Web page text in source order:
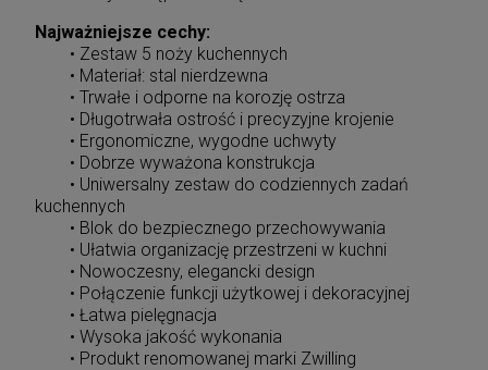
Najważniejsze cechy:
• Zestaw 5 noży kuchennych
• Materiał: stal nierdzewna
• Trwałe i odporne na korozję ostrza
• Długotrwała ostrość i precyzyjne krojenie
• Ergonomiczne, wygodne uchwyty
• Dobrze wyważona konstrukcja
• Uniwersalny zestaw do codziennych zadań
kuchennych
• Blok do bezpiecznego przechowywania
• Ułatwia organizację przestrzeni w kuchni
• Nowoczesny, elegancki design
• Połączenie funkcji użytkowej i dekoracyjnej
• Łatwa pielęgnacja
• Wysoka jakość wykonania
• Produkt renomowanej marki Zwilling